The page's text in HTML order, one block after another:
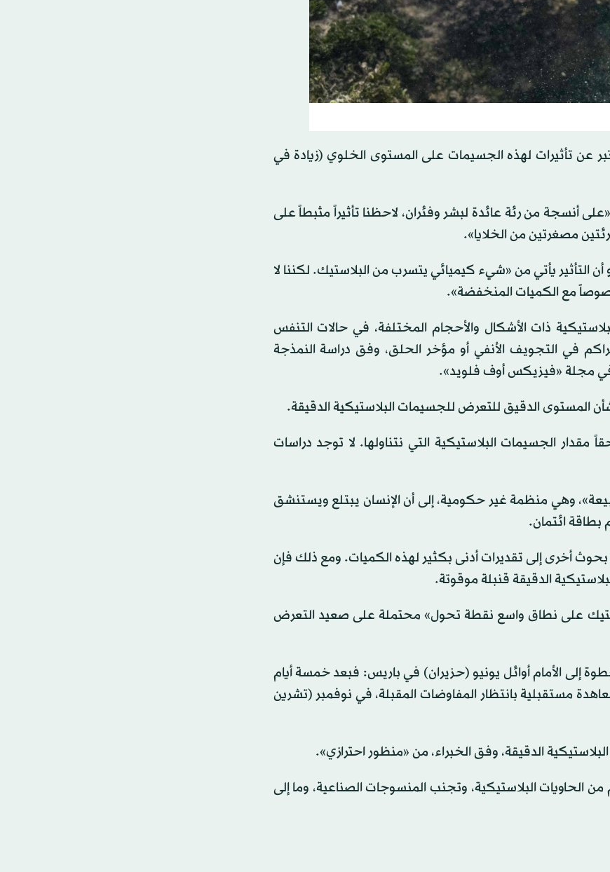
عن تأثيرات لهذه الجسيمات على المستوى الخلوي (زيادة في
أنسجة من رئة عائدة لبشر وفئران، لاحظنا تأثيراً مثبطاً على
مصغرتين من الخلايا».
يأتي من «شيء كيميائي يتسرب من البلاستيك. لكننا لا
مع الكميات المنخفضة».
ذات الأشكال والأحجام المختلفة، في حالات التنفس
في التجويف الأنفي أو مؤخر الحلق، وفق دراسة النمذجة
في مجلة «فيزيكس أوف فلويد».
المستوى الدقيق للتعرض للجسيمات البلاستيكية الدقيقة.
مقدار الجسيمات البلاستيكية التي نتناولها. لا توجد دراسات
العالمي للطبيعة»، وهي منظمة غير حكومية، إلى أن الإنسان يبتلع ويستنشق
أخرى إلى تقديرات أدنى بكثير لهذه الكميات. ومع ذلك فإن
الدقيقة قنبلة موقوتة.
على نطاق واسع نقطة تحول» محتملة على صعيد التعرض
إلى الأمام أوائل يونيو (حزيران) في باريس: فبعد خمسة أيام
وضع نسخة أولى من معاهدة مستقبلية بانتظار المفاوضات المقبلة، في نوفمبر (تشرين
الدقيقة، وفق الخبراء، من «منظور احترازي».
الحاويات البلاستيكية، وتجنب المنسوجات الصناعية، وما إلى